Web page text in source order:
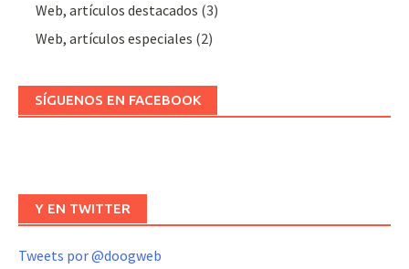
Web, artículos destacados (3)
Web, artículos especiales (2)
SÍGUENOS EN FACEBOOK
Y EN TWITTER
Tweets por @doogweb